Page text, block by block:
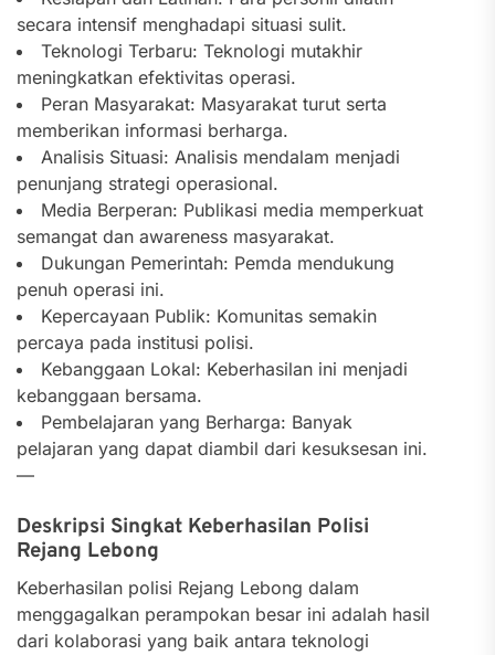
secara intensif menghadapi situasi sulit.
Teknologi Terbaru: Teknologi mutakhir
meningkatkan efektivitas operasi.
Peran Masyarakat: Masyarakat turut serta
memberikan informasi berharga.
Analisis Situasi: Analisis mendalam menjadi
penunjang strategi operasional.
Media Berperan: Publikasi media memperkuat
semangat dan awareness masyarakat.
Dukungan Pemerintah: Pemda mendukung
penuh operasi ini.
Kepercayaan Publik: Komunitas semakin
percaya pada institusi polisi.
Kebanggaan Lokal: Keberhasilan ini menjadi
kebanggaan bersama.
Pembelajaran yang Berharga: Banyak
pelajaran yang dapat diambil dari kesuksesan ini.
—
Deskripsi Singkat Keberhasilan Polisi
Rejang Lebong
Keberhasilan polisi Rejang Lebong dalam
menggagalkan perampokan besar ini adalah hasil
dari kolaborasi yang baik antara teknologi